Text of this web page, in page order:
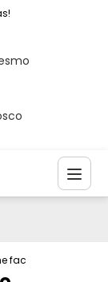
fachadeiro preco